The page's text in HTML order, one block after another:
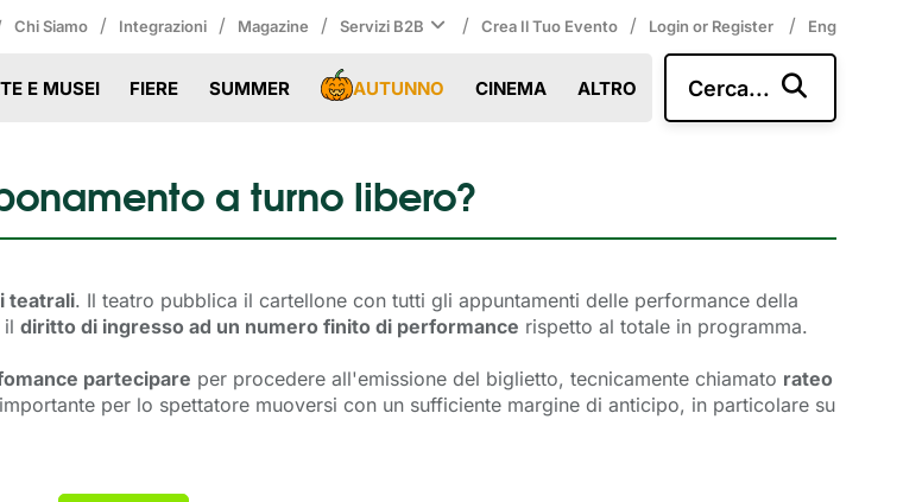
Chi Siamo / Integrazioni / Magazine / Servizi B2B / Crea Il Tuo Evento / Login or Register / Eng
E MUSEI FIERE SUMMER AUTUNNO CINEMA ALTRO Cerca...
a turno libero?
teatrali. Il teatro pubblica il cartellone con tutti gli appuntamenti delle performance della
il diritto di ingresso ad un numero finito di performance rispetto al totale in programma.
partecipare per procedere all'emissione del biglietto, tecnicamente chiamato rateo
per lo spettatore muoversi con un sufficiente margine di anticipo, in particolare su